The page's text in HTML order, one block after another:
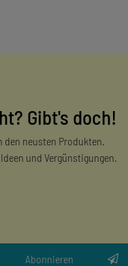
Gibt's doch!
den neusten Produkten.
und Vergünstigungen.
Abonnieren